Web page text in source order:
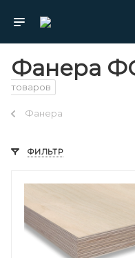
Фанера
товаров
Фанера
ФИЛЬТР